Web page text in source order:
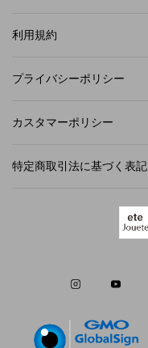
利用規約
プライバシーポリシー
カスタマーポリシー
特定商取引法に基づく表記